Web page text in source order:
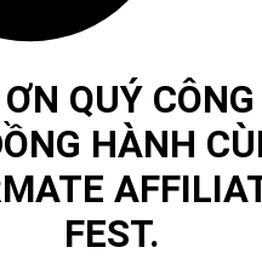
QUÝ
HÀNH
FEST.